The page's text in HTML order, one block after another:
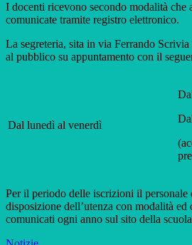
I docenti ricevono secondo modalità che
comunicate tramite registro elettronico.
La segreteria, sita in via Ferrando
al pubblico su appuntamento con il
Dal lunedì al venerdì
Per il periodo delle iscrizioni il personale
disposizione dell’utenza con modalità ed
comunicati ogni anno sul sito della